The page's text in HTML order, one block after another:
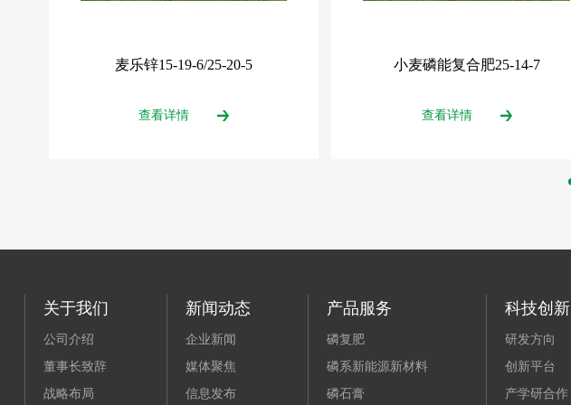
麦乐锌15-19-6/25-20-5
查看详情
小麦磷能复合肥25-14-7
查看详情
关于我们
公司介绍
董事长致辞
战略布局
新闻动态
企业新闻
媒体聚焦
信息发布
产品服务
磷复肥
磷系新能源新材料
磷石膏
科技创新
研发方向
创新平台
产学研合作